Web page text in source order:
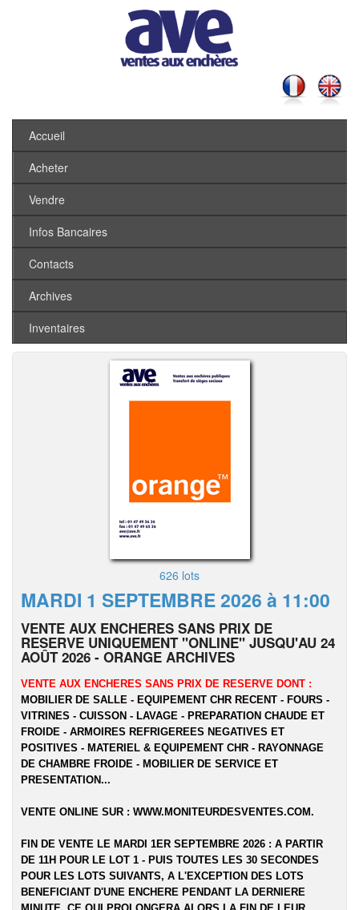
Accueil
Acheter
Vendre
Infos Bancaires
Contacts
Archives
Inventaires
626 lots
MARDI 1 SEPTEMBRE 2026 à 11:00
VENTE AUX ENCHERES SANS PRIX DE
RESERVE UNIQUEMENT "ONLINE" JUSQU'AU 24
AOÛT 2026 - ORANGE ARCHIVES
VENTE AUX ENCHERES SANS PRIX DE RESERVE DONT :
MOBILIER DE SALLE - EQUIPEMENT CHR RECENT - FOURS -
VITRINES - CUISSON - LAVAGE - PREPARATION CHAUDE ET
FROIDE - ARMOIRES REFRIGEREES NEGATIVES ET
POSITIVES - MATERIEL & EQUIPEMENT CHR - RAYONNAGE
DE CHAMBRE FROIDE - MOBILIER DE SERVICE ET
PRESENTATION...
VENTE ONLINE SUR : WWW.MONITEURDESVENTES.COM.
FIN DE VENTE LE MARDI 1ER SEPTEMBRE 2026 : A PARTIR
DE 11H POUR LE LOT 1 - PUIS TOUTES LES 30 SECONDES
POUR LES LOTS SUIVANTS, A L'EXCEPTION DES LOTS
BENEFICIANT D'UNE ENCHERE PENDANT LA DERNIERE